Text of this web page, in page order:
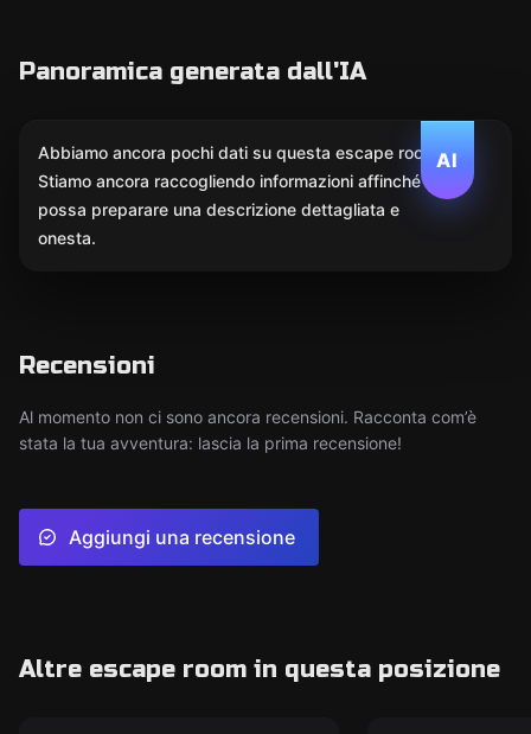
Panoramica generata dall'IA
AI
Abbiamo ancora pochi dati su questa escape room.
Stiamo ancora raccogliendo informazioni affinché l'IA
possa preparare una descrizione dettagliata e
onesta.
Recensioni
Al momento non ci sono ancora recensioni. Racconta com’è
stata la tua avventura: lascia la prima recensione!
Aggiungi una recensione
Altre escape room in questa posizione